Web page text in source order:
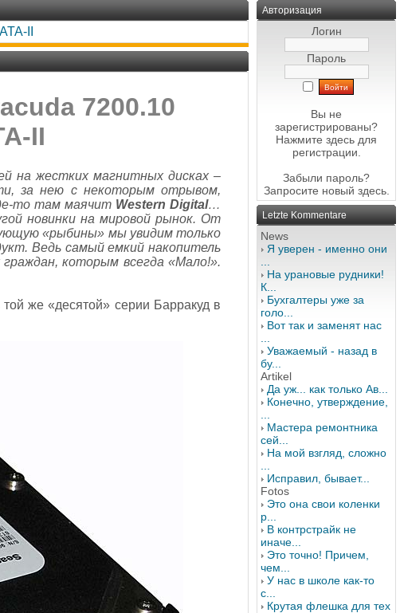
II
7200.10
II
на жестких магнитных дисках –
за нею с некоторым отрывом,
то там маячит Western Digital…
новинки на мировой рынок. От
«рыбины» мы увидим только
Ведь самый емкий накопитель
которым всегда «Мало!».
же «десятой» серии Барракуд в
Авторизация
Логин
Пароль
Вы не
зарегистрированы?
Нажмите здесь для
регистрации.
Забыли пароль?
Запросите новый здесь.
Letzte Kommentare
News
Я уверен - именно они
На урановые рудники!
К...
Бухгалтеры уже за
голо...
Вот так и заменят нас
Уважаемый - назад в
бу...
Artikel
Да уж... как только Ав...
Конечно, утверждение,
Мастера ремонтника
сей...
На мой взгляд, сложно
Исправил, бывает...
Fotos
Это она свои коленки
р...
В контрстрайк не
иначе...
Это точно! Причем,
чем...
У нас в школе как-то
с...
Крутая флешка для тех